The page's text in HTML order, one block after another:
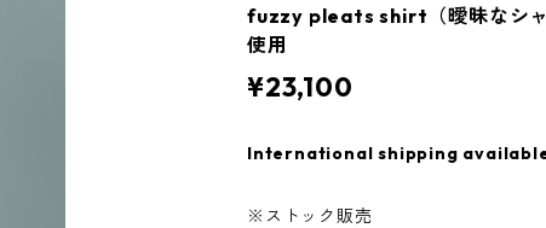
fuzzy pleats shirt（曖昧なシャ
使用
¥23,100
International shipping
※ストック販売